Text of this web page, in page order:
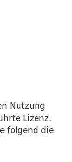
Nutzung
Lizenz.
folgend die